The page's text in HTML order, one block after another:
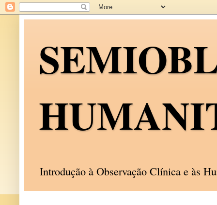
Introdução à Observação Clínica e às